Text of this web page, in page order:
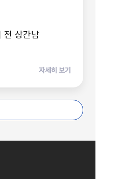
전 상간남
자세히 보기